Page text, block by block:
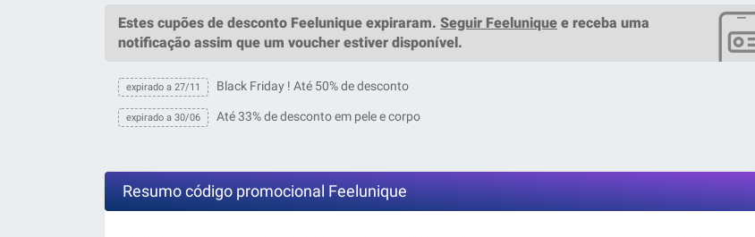
Estes cupões de desconto Feelunique expiraram. Seguir Feelunique e receba uma
notificação assim que um voucher estiver disponível.
expirado a 27/11 Black Friday ! Até 50% de desconto
expirado a 30/06 Até 33% de desconto em pele e corpo
Resumo código promocional Feelunique